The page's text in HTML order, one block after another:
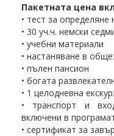
Пакетната цена
• тест за определяне
• 30 уч.ч. немски
• учебни материали
• настаняване в
• пълен пансион
• богата
• 1 целодневна
• транспорт и
включени в
• сертификат за